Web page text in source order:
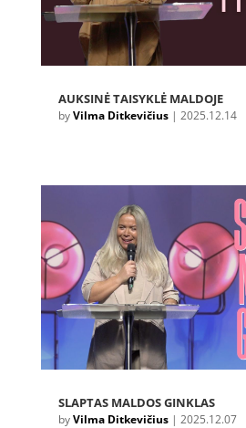
AUKSINĖ TAISYKLĖ MALDOJE
byVilma Ditkevičius| 2025.12.14
SLAPTAS MALDOS GINKLAS
byVilma Ditkevičius| 2025.12.07